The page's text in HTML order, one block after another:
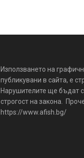
Използването на
публикувани в сайта, е
Нарушителите ще бъдат
строгост на закона.
https://www.afish.bg/